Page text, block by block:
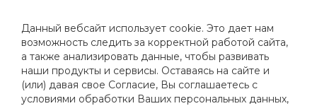
Данный вебсайт использует cookie. Это дает нам
возможность следить за корректной работой сайта,
а также анализировать данные, чтобы развивать
наши продукты и сервисы. Оставаясь на сайте и
(или) давая свое Согласие, Вы соглашаетесь с
условиями обработки Ваших персональных данных,
ПОЗДРАВЛЯЕМ АРТАМОНОВУ ДУНЮ